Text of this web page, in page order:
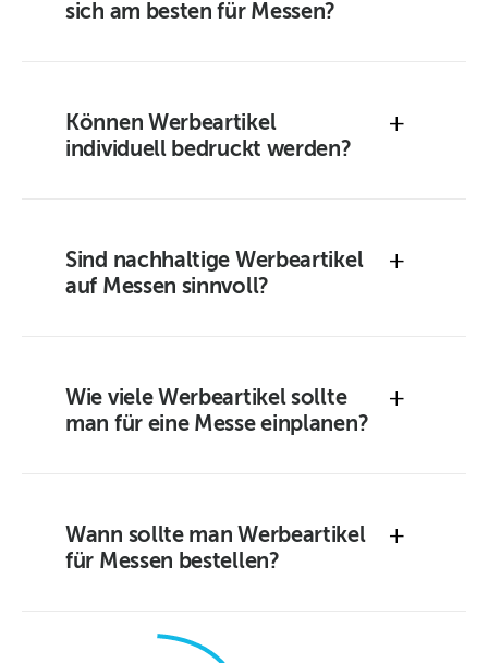
sich am besten für Messen?
Können Werbeartikel
individuell bedruckt werden?
+
Sind nachhaltige Werbeartikel
auf Messen sinnvoll?
+
Wie viele Werbeartikel sollte
man für eine Messe einplanen?
+
Wann sollte man Werbeartikel
für Messen bestellen?
+